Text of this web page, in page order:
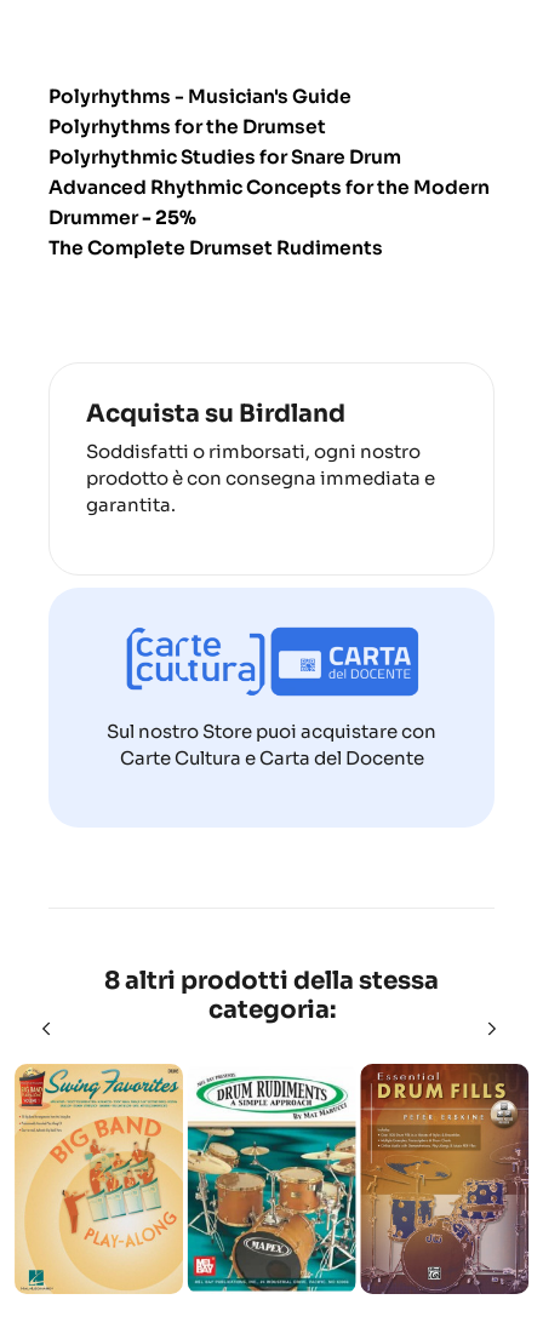
Polyrhythms - Musician's Guide
Polyrhythms for the Drumset
Polyrhythmic Studies for Snare Drum
Advanced Rhythmic Concepts for the Modern
Drummer- 25%
The Complete Drumset Rudiments
Acquista su Birdland
Soddisfatti o rimborsati, ogni nostro
prodotto è con consegna immediata e
garantita.
Sul nostro Store puoi acquistare con
Carte Cultura e Carta del Docente
8 altri prodotti della stessa
categoria: